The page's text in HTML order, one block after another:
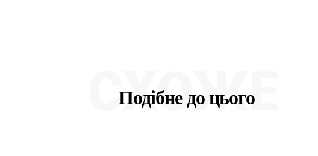
Подібне до цього
СХОЖЕ